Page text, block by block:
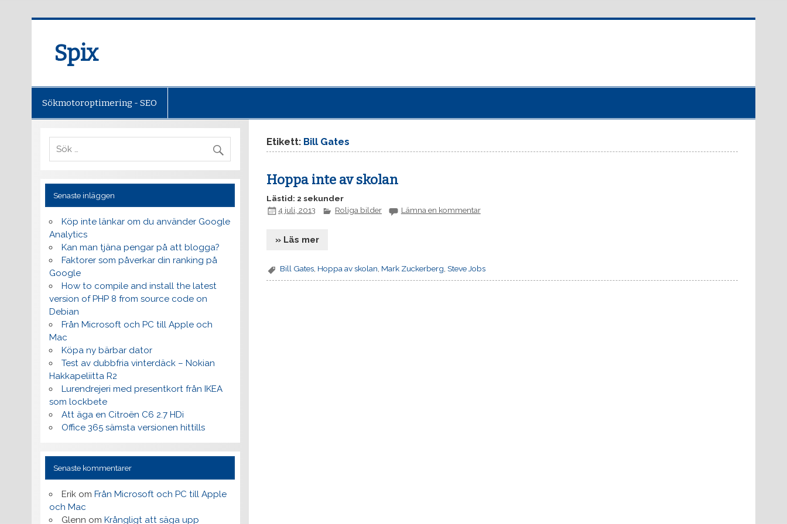
Spix
Sökmotoroptimering - SEO
Etikett: Bill Gates
Hoppa inte av skolan
Lästid: 2 sekunder
4 juli, 2013
Roliga bilder Lämna en kommentar
» Läs mer
Bill Gates, Hoppa av skolan, Mark Zuckerberg,Steve Jobs
Senaste inläggen
Köp inte länkar om du använder Google
Analytics
Kan man tjäna pengar på att blogga?
Faktorer som påverkar din ranking på
Google
How to compile and install the latest
version of PHP 8 from source code on
Debian
Från Microsoft och PC till Apple och
Mac
Köpa ny bärbar dator
Test av dubbfria vinterdäck – Nokian
Hakkapeliitta R2
Lurendrejeri med presentkort från IKEA
som lockbete
Att äga en Citroën C6 2.7 HDi
Office 365 sämsta versionen hittills
Senaste kommentarer
Erik omFrån Microsoft och PC till Apple
och Mac
Glenn omKrångligt att säga upp